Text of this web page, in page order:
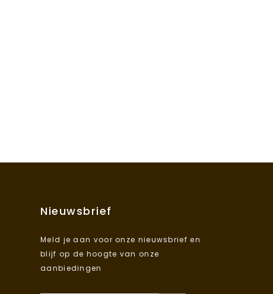
Nieuwsbrief
Meld je aan voor onze nieuwsbrief en
blijf op de hoogte van onze
aanbiedingen